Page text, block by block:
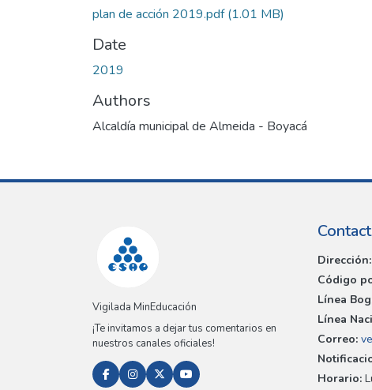
plan de acción 2019.pdf(1.01 MB)
Date
2019
Authors
Alcaldía municipal de Almeida - Boyacá
Vigilada MinEducación
¡Te invitamos a dejar tus comentarios en
nuestros canales oficiales!
Dirección:
Código
Línea
Línea
Correo:
Horario: